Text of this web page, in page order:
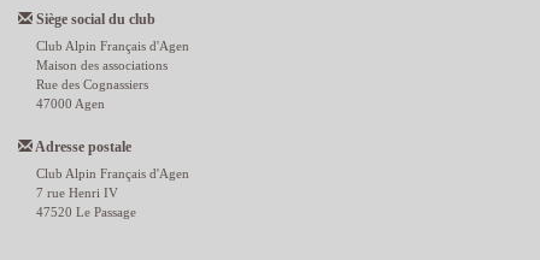
Siège social du club
Club Alpin Français d'Agen
Maison des associations
Rue des Cognassiers
47000 Agen
Adresse postale
Club Alpin Français d'Agen
7 rue Henri IV
47520 Le Passage